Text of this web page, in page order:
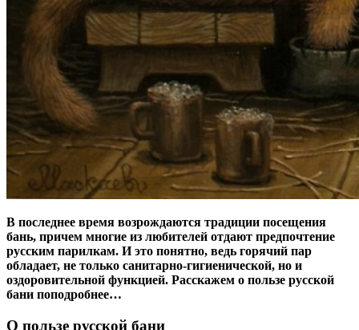
В последнее время возрождаются традиции посещения
бань, причем многие из любителей отдают предпочтение
русским парилкам. И это понятно, ведь горячий пар
обладает, не только санитарно-гигиенической, но и
оздоровительной функцией. Расскажем о пользе русской
бани поподробнее…
О пользе русской бани